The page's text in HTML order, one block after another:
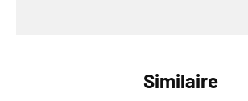
Similaire